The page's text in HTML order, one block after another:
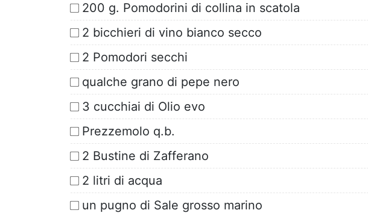
200 g. Pomodorini di collina in scatola
2 bicchieri di vino bianco secco
2 Pomodori secchi
qualche grano di pepe nero
3 cucchiai di Olio evo
Prezzemolo q.b.
2 Bustine di Zafferano
2 litri di acqua
un pugno di Sale grosso marino